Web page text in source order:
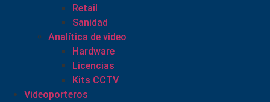
Retail
Sanidad
Analítica de video
Hardware
Licencias
Kits CCTV
Videoporteros